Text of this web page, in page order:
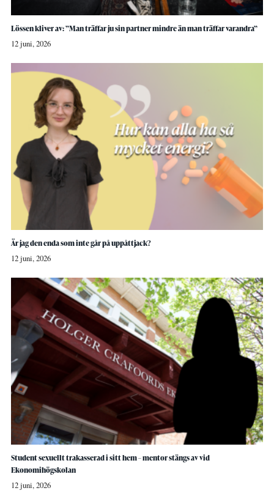
Lössen kliver av: ”Man träffar ju sin partner mindre än man träffar varandra”
12 juni, 2026
Är jag den enda som inte går på uppåttjack?
12 juni, 2026
Student sexuellt trakasserad i sitt hem – mentor stängs av vid
Ekonomihögskolan
12 juni, 2026